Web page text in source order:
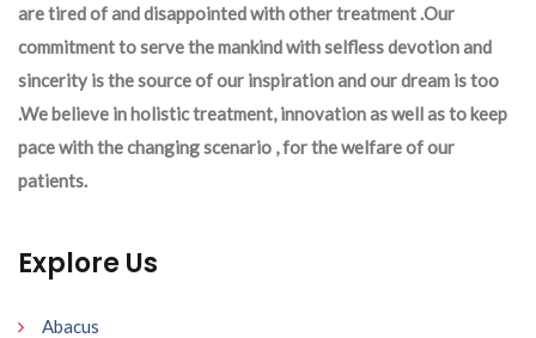
are tired of and disappointed with other treatment .Our
commitment to serve the mankind with selfless devotion and
sincerity is the source of our inspiration and our dream is too
.We believe in holistic treatment, innovation as well as to keep
pace with the changing scenario , for the welfare of our
patients.
Explore Us
Abacus